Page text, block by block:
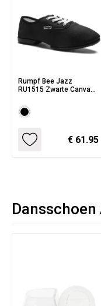
Rumpf Bee Jazz
RU1515 Zwarte Canvas
Splitzool
€ 61.95